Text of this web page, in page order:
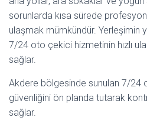
sorunlarda kısa sürede
ulaşmak mümkündür. Yerleşimin
7/24 oto çekici hizmetinin hızlı
sağlar.
Akdere bölgesinde sunulan 7/24
güvenliğini ön planda tutarak
sağlar.